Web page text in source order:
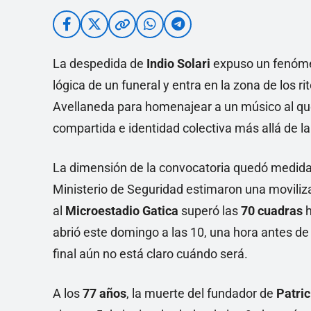
La despedida de Indio Solari expuso un
lógica de un funeral y entra en la zona de los
Avellaneda para homenajear a un músico al
compartida e identidad colectiva más allá de
La dimensión de la convocatoria quedó
Ministerio de Seguridad estimaron una
al Microestadio Gatica superó las70 cuadras
abrió este domingo a las 10, una hora antes
final aún no está claro cuándo será.
A los77 años, la muerte del fundador de